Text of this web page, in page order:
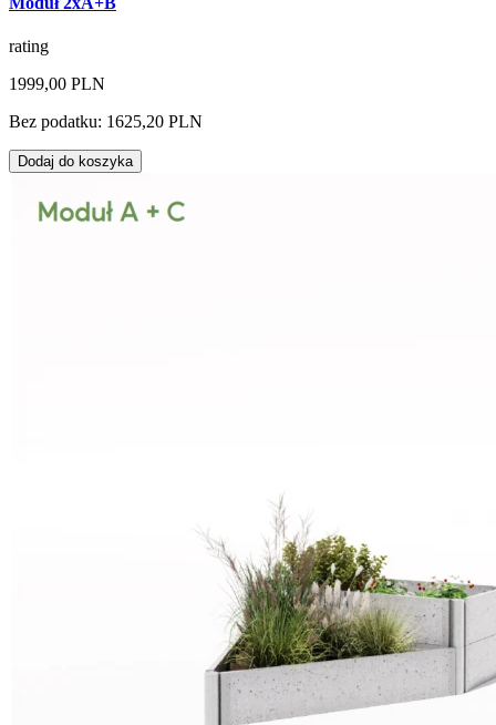
rating
1999,00 PLN
Bez podatku: 1625,20 PLN
Dodaj do koszyka